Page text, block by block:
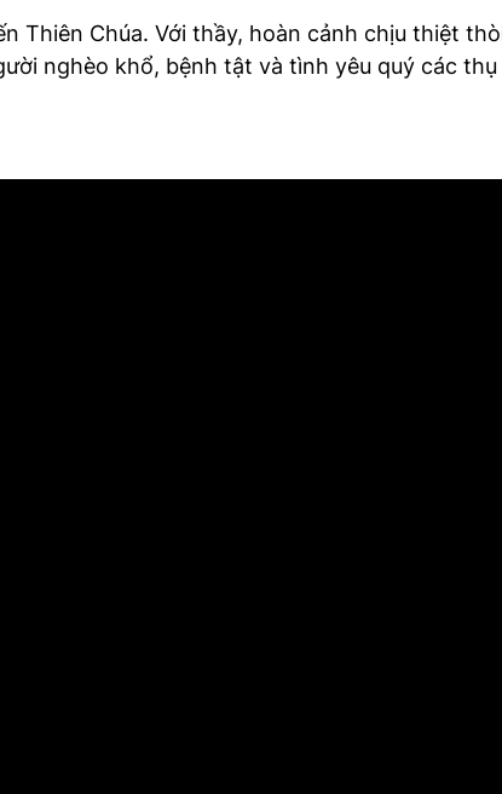
Thiên Chúa. Với thầy, hoàn cảnh chịu thiệt
nghèo khổ, bệnh tật và tình yêu quý các